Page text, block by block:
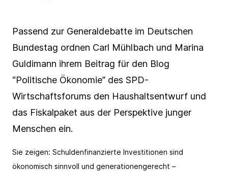
Passend zur Generaldebatte im Deutschen
Bundestag ordnen Carl Mühlbach und Marina
Guldimann ihrem Beitrag für den Blog
“Politische Ökonomie” des SPD-
Wirtschaftsforums den Haushaltsentwurf und
das Fiskalpaket aus der Perspektive junger
Menschen ein.
Sie zeigen: Schuldenfinanzierte Investitionen sind
ökonomisch sinnvoll und generationengerecht –
Es gelten die Google-Datenschutzbestimmungenund
Abonnieren
Hiermit bestätige ich das Laden von reCAPTCHA.
Es gelten die Google- Datenschutzbestimmungen
Nutzungsbedingungen .
Abbrechen